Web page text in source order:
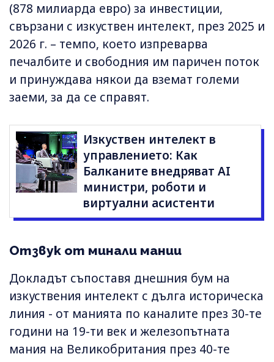
(878 милиарда евро) за инвестиции,
свързани с изкуствен интелект, през 2025 и
2026 г. – темпо, което изпреварва
печалбите и свободния им паричен поток
и принуждава някои да вземат големи
заеми, за да се справят.
Изкуствен интелект в
управлението: Как
Балканите внедряват AI
министри, роботи и
виртуални асистенти
Отзвук от минали мании
Докладът съпоставя днешния бум на
изкуствения интелект с дълга историческа
линия - от манията по каналите през 30-те
години на 19-ти век и железопътната
мания на Великобритания през 40-те